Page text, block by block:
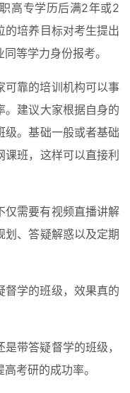
高专学历后满2年或2
的培养目标对考生提出
等学力身份报考。
可靠的培训机构可以事
。建议大家根据自身的
级。基础一般或者基础
班，这样可以直接利
仅需要有视频直播讲解
划、答疑解惑以及定期
督学的班级，效果真的
带答疑督学的班级，
考研的成功率。